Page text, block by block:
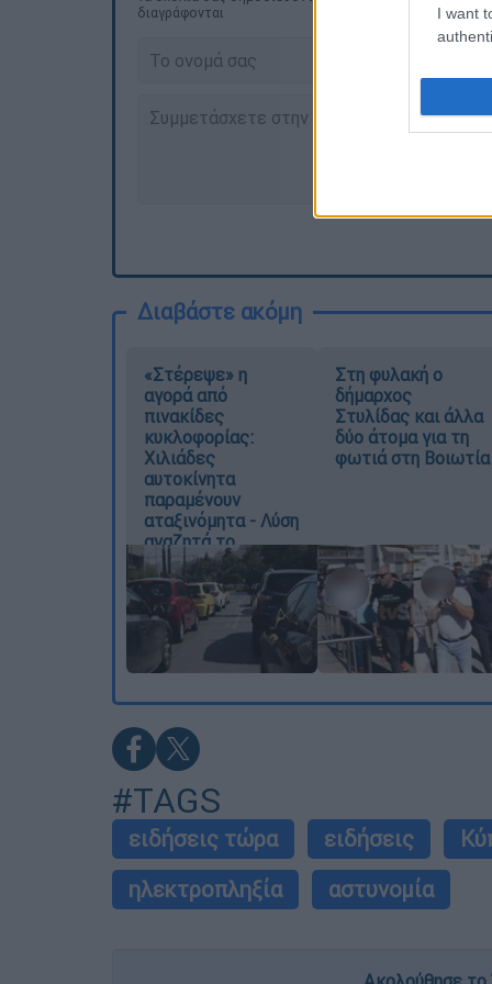
I want
διαγράφονται
Διαβάστε ακόμη
«Στέρεψε» η
αγορά από
πινακίδες
κυκλοφορίας:
Χιλιάδες
αυτοκίνητα
παραμένουν
αταξινόμητα - Λύση
αναζητά το
υπουργείο
Στη φυλακή ο
δήμαρχος
Στυλίδας και άλλα
δύο άτομα για τη
φωτιά στη Βοιωτία
#TAGS
ειδήσεις τώρα ειδήσεις
ηλεκτροπληξία
αστυνομία